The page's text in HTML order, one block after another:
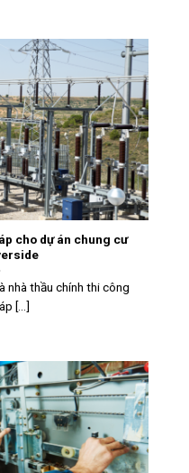
cho dự án chung cư
nhà thầu chính thi công
[...]